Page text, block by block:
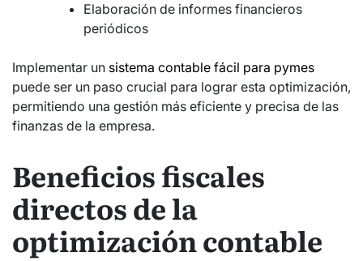
Elaboración de informes financieros
periódicos
Implementar un sistema contable fácil para pymes
puede ser un paso crucial para lograr esta optimización,
permitiendo una gestión más eficiente y precisa de las
finanzas de la empresa.
Beneficios fiscales
directos de la
optimización contable